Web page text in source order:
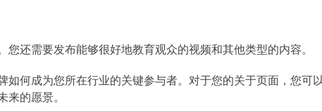
还需要发布能够很好地教育观众的视频和其他类型的内容。
如何成为您所在行业的关键参与者。对于您的关于页面，您可
来的愿景。